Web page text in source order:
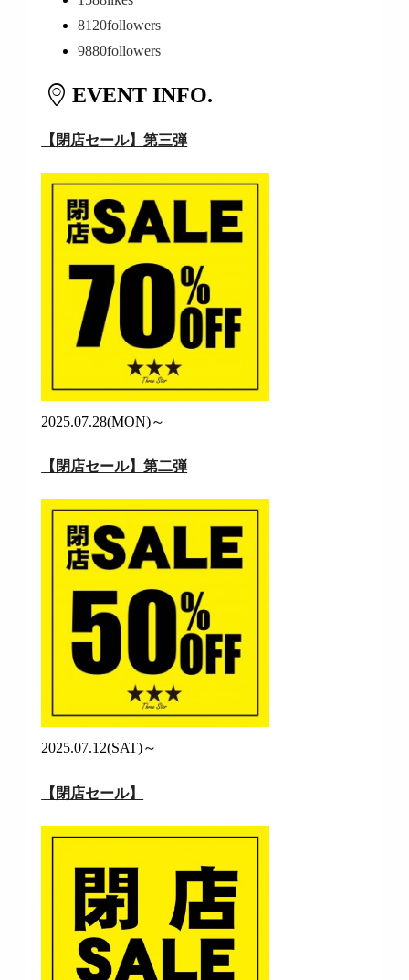
8120followers
9880followers
EVENT INFO.
【閉店セール】第三弾
2025.07.28(MON)～
【閉店セール】第二弾
2025.07.12(SAT)～
【閉店セール】